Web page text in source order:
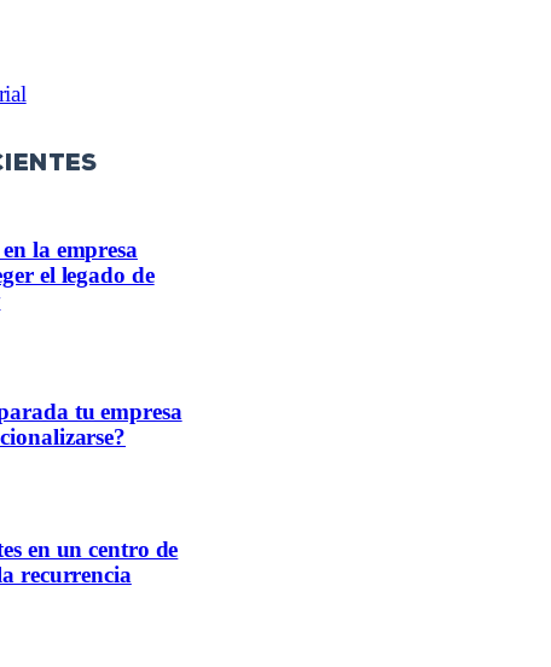
la empresa
el legado de
tu empresa
en un centro de
recurrencia